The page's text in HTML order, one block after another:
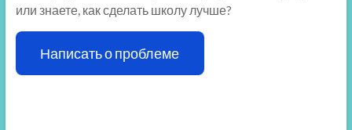
или знаете, как сделать школу лучше?
Написать о проблеме